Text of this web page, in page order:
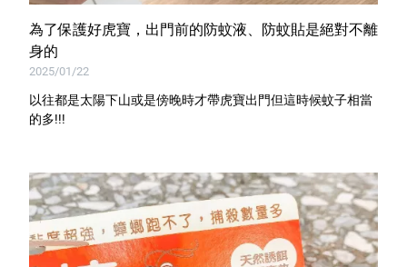
為了保護好虎寶，出門前的防蚊液、防蚊貼是絕對不離
身的
2025/01/22
以往都是太陽下山或是傍晚時才帶虎寶出門但這時候蚊子相當
的多!!!